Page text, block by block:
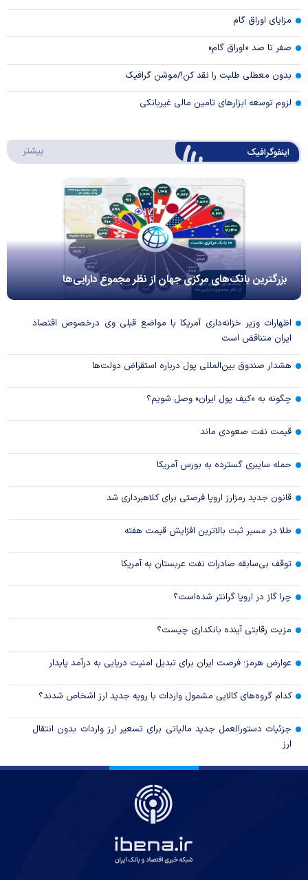
مزایای اوراق گام
صفر تا صد «اوراق گام»
بدون معطلی طلبت را نقد کن!/موشن گرافیک
لزوم توسعه ابزارهای تامین مالی غیربانکی
اینفوگرافیک بیشتر
بزرگترین بانک‌های مرکزی جهان از نظر مجموع دارایی‌ها
اظهارات وزیر خزانه‌داری آمریکا با مواضع قبلی وی درخصوص اقتصاد
ایران متناقض است
هشدار صندوق بین‌المللی پول درباره استقراض دولت‌ها
چگونه به «کیف پول ایران» وصل شویم؟
قیمت نفت صعودی ماند
حمله سایبری گسترده به بورس آمریکا
قانون جدید رمزارز اروپا فرصتی برای کلاهبرداری شد
طلا در مسیر ثبت بالاترین افزایش قیمت هفته
توقف بی‌سابقه صادرات نفت عربستان به آمریکا
چرا گاز در اروپا گرانتر شده‌است؟
مزیت رقابتی آینده بانکداری چیست؟
عوارض هرمز؛ فرصت ایران برای تبدیل امنیت دریایی به درآمد پایدار
کدام گروه‌های کالایی مشمول واردات با رویه جدید ارز اشخاص شدند؟
جزئیات دستورالعمل جدید مالیاتی برای تسعیر ارز واردات بدون انتقال
ارز